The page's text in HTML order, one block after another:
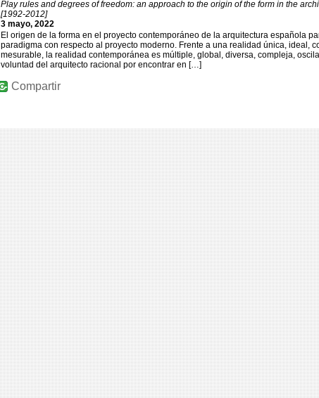
Play rules and degrees of freedom: an approach to the origin of the form in the
[1992-2012]
3 mayo, 2022
El origen de la forma en el proyecto contemporáneo de la arquitectura española
paradigma con respecto al proyecto moderno. Frente a una realidad única, ideal,
mesurable, la realidad contemporánea es múltiple, global, diversa, compleja,
voluntad del arquitecto racional por encontrar en […]
Compartir